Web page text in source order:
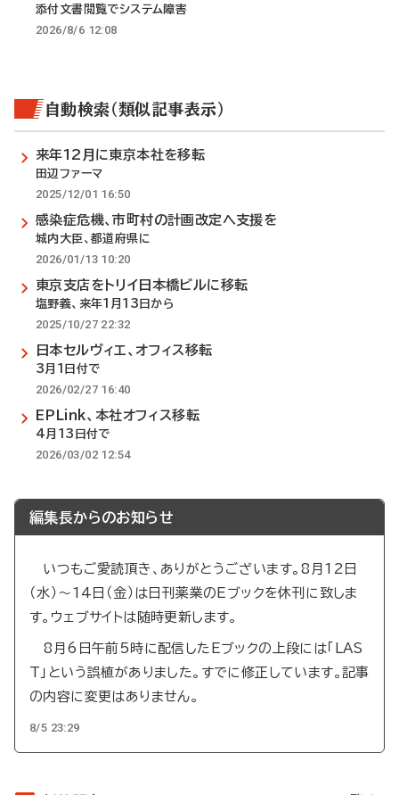
添付文書閲覧でシステム障害
2026/8/6 12:08
自動検索（類似記事表示）
来年12月に東京本社を移転
田辺ファーマ
2025/12/01 16:50
感染症危機、市町村の計画改定へ支援を
城内大臣、都道府県に
2026/01/13 10:20
東京支店をトリイ日本橋ビルに移転
塩野義、来年1月13日から
2025/10/27 22:32
日本セルヴィエ、オフィス移転
3月1日付で
2026/02/27 16:40
EPLink、本社オフィス移転
4月13日付で
2026/03/02 12:54
編集長からのお知らせ
いつもご愛読頂き、ありがとうございます。8月12日
（水）～14日（金）は日刊薬業のEブックを休刊に致しま
す。ウェブサイトは随時更新します。
8月6日午前5時に配信したEブックの上段には「LAS
T」という誤植がありました。すでに修正しています。記事
の内容に変更はありません。
8/5 23:29